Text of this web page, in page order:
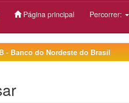
Página principal Percorrer:
- Banco do Nordeste do Brasil